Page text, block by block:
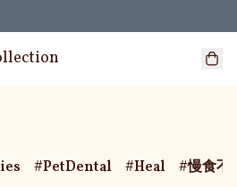
PetDental Heal
慢食不